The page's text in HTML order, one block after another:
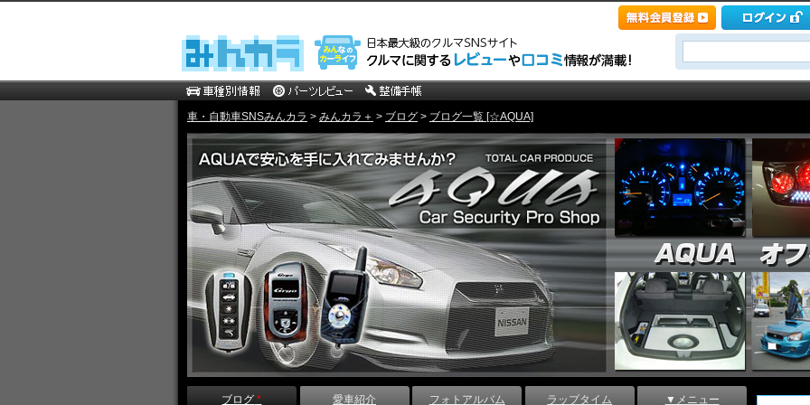
車・自動車SNSみんカラ > みんカラ＋ > ブログ > ブログ一覧 [☆AQUA]
ブログ* 愛車紹介 フォトアルバム ラップタイム ▼メニュー